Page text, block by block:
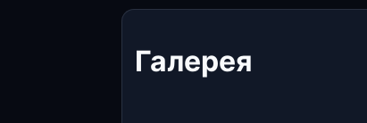
Галерея